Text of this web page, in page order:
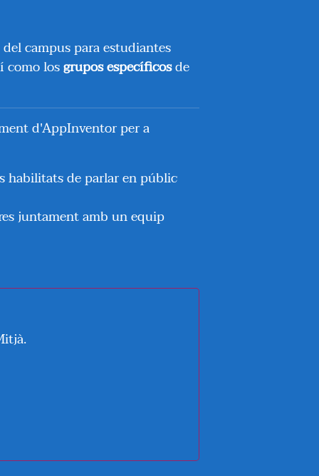
campus para estudiantes
como losgrupos específicosde
d'AppInventor per a
habilitats de parlar en públic
juntament amb un equip